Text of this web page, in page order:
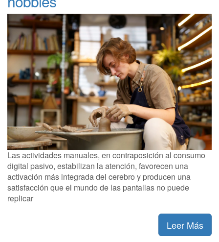
Las actividades manuales, en contraposición al consumo
digital pasivo, estabilizan la atención, favorecen una
activación más integrada del cerebro y producen una
satisfacción que el mundo de las pantallas no puede
replicar
Leer Más